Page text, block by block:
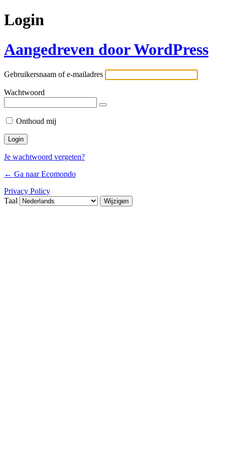
Login
Aangedreven door WordPress
Gebruikersnaam of e-mailadres
Wachtwoord
Onthoud mij
Je wachtwoord vergeten?
← Ga naar Ecomondo
Privacy Policy
Taal